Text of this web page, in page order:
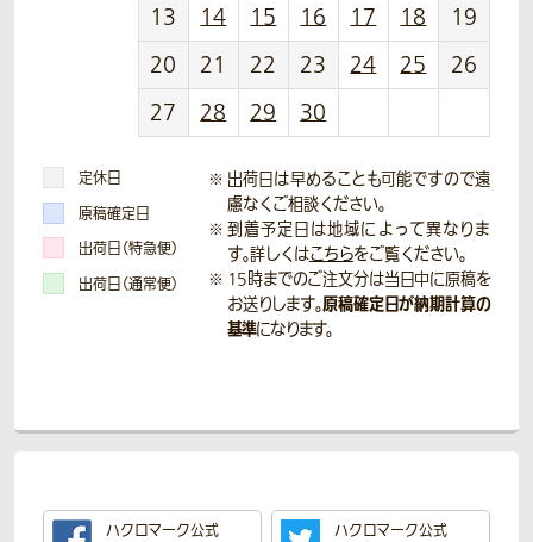
13
14 15 16 17 18
19
20
21 22 23 24 25
26
27
28 29 30
定休日
原稿確定日
出荷日（特急便）
出荷日（通常便）
出荷日は早めることも可能ですので遠
慮なくご相談ください。
到着予定日は地域によって異なりま
す。詳しくはこちらをご覧ください。
15時までのご注文分は当日中に原稿を
お送りします。原稿確定日が納期計算の
基準になります。
ハクロマーク公式 ハクロマーク公式